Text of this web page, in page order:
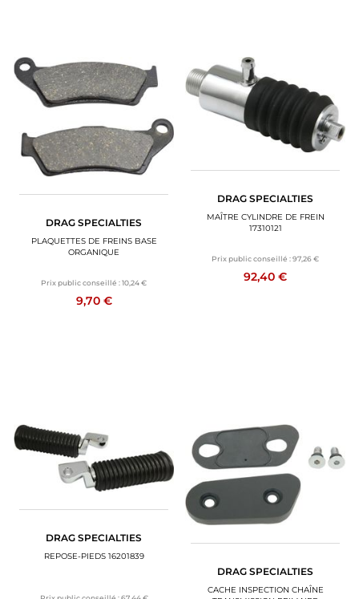
DRAG SPECIALTIES
PLAQUETTES DE FREINS BASE
ORGANIQUE
Prix public conseillé :10,24 €
9,70 €
DRAG SPECIALTIES
MAÎTRE CYLINDRE DE FREIN
17310121
Prix public conseillé :97,26 €
92,40 €
DRAG SPECIALTIES
REPOSE-PIEDS 16201839
DRAG SPECIALTIES
CACHE INSPECTION CHAÎNE